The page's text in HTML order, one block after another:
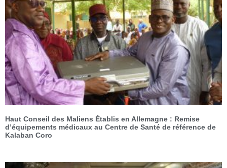
Haut Conseil des Maliens Établis en Allemagne : Remise
d’équipements médicaux au Centre de Santé de référence de
Kalaban Coro